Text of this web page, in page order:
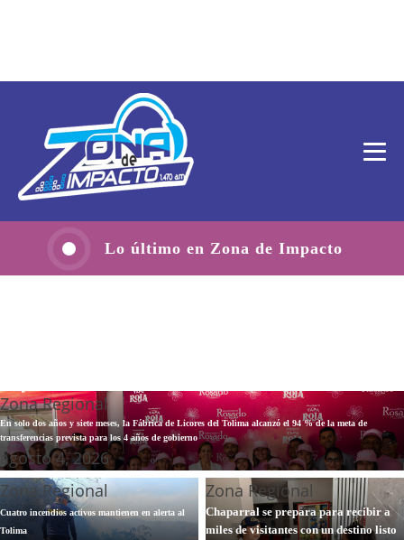
Lo último en Zona de Impacto
Zona Regional
En solo dos años y siete meses, la Fábrica de Licores del Tolima alcanzó el 94 % de la meta de
transferencias prevista para los 4 años de gobierno
agosto 4, 2026
Zona Regional
Cuatro incendios activos mantienen en alerta al
Tolima
Zona Regional
Chaparral se prepara para recibir a
miles de visitantes con un destino listo